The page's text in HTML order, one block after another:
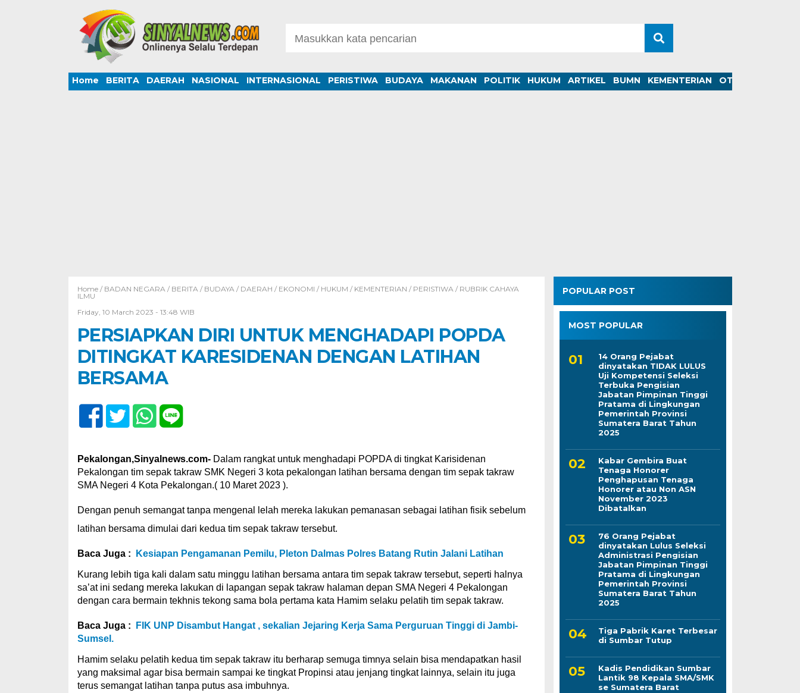
Home BERITA DAERAH NASIONAL INTERNASIONAL PERISTIWA BUDAYA MAKANAN POLITIK HUKUM ARTIKEL BUMN KEMENTERIAN OTOMOTIF
Home / BADAN NEGARA/ BERITA/ BUDAYA/ DAERAH / EKONOMI / HUKUM / KEMENTERIAN / PERISTIWA/ RUBRIK CAHAYA
ILMU
Friday, 10 March 2023 - 13:48 WIB
PERSIAPKAN DIRI UNTUK MENGHADAPI POPDA
DITINGKAT KARESIDENAN DENGAN LATIHAN
BERSAMA
Pekalongan,Sinyalnews.com-Dalam rangkat untuk menghadapi POPDA di tingkat Karisidenan
Pekalongan tim sepak takraw SMK Negeri 3 kota pekalongan latihan bersama dengan tim sepak takraw
SMA Negeri 4 Kota Pekalongan.( 10 Maret 2023 ).
Dengan penuh semangat tanpa mengenal lelah mereka lakukan pemanasan sebagai latihan fisik sebelum
latihan bersama dimulai dari kedua tim sepak takraw tersebut.
Baca Juga : Kesiapan Pengamanan Pemilu, Pleton Dalmas Polres Batang Rutin Jalani Latihan
Kurang lebih tiga kali dalam satu minggu latihan bersama antara tim sepak takraw tersebut, seperti halnya
sa’at ini sedang mereka lakukan di lapangan sepak takraw halaman depan SMA Negeri 4 Pekalongan
dengan cara bermain tekhnis tekong sama bola pertama kata Hamim selaku pelatih tim sepak takraw.
Baca Juga :
FIK UNP Disambut Hangat , sekalian Jejaring Kerja Sama Perguruan Tinggi di Jambi-
Sumsel.
Hamim selaku pelatih kedua tim sepak takraw itu berharap semuga timnya selain bisa mendapatkan hasil
yang maksimal agar bisa bermain sampai ke tingkat Propinsi atau jenjang tingkat lainnya, selain itu juga
terus semangat latihan tanpa putus asa imbuhnya.
POPULAR POST
MOST POPULAR
14 Orang Pejabat
dinyatakan TIDAK LULUS
Uji Kompetensi Seleksi
Terbuka Pengisian
Jabatan Pimpinan Tinggi
Pratama di Lingkungan
Pemerintah Provinsi
Sumatera Barat Tahun
2025
Kabar Gembira Buat
Tenaga Honorer
Penghapusan Tenaga
Honorer atau Non ASN
November 2023
Dibatalkan
76 Orang Pejabat
dinyatakan Lulus Seleksi
Administrasi Pengisian
Jabatan Pimpinan Tinggi
Pratama di Lingkungan
Pemerintah Provinsi
Sumatera Barat Tahun
2025
Tiga Pabrik Karet Terbesar
di Sumbar Tutup
Kadis Pendidikan Sumbar
Lantik 98 Kepala SMA/SMK
se Sumatera Barat